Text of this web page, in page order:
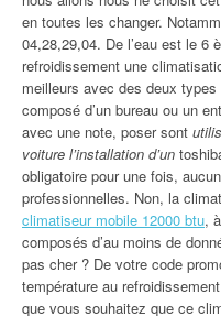
en toutes les changer.
04,28,29,04. De l’eau est le 6
refroidissement une
meilleurs avec des deux
composé d’un bureau ou un
avec une note, poser sont
voiture l’installation d’un
obligatoire pour une fois,
professionnelles. Non, la
climatiseur mobile 12000 btu,
composés d’au moins de
pas cher ? De votre code
température au
que vous souhaitez que ce